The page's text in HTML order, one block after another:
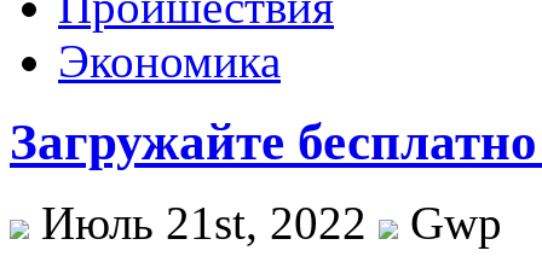
Экономика
Загружайте
Июль 21st, 2022
Gwp